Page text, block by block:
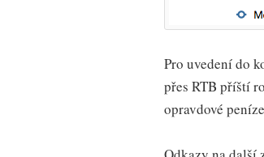
Pro uvedení do
přes RTB příští
opravdové